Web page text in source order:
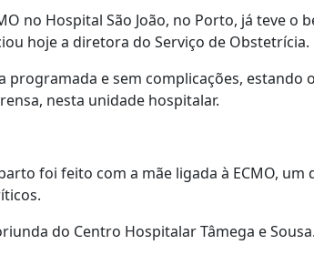
no Hospital São João, no Porto, já teve o
hoje a diretora do Serviço de Obstetrícia.
programada e sem complicações, estando
nesta unidade hospitalar.
foi feito com a mãe ligada à ECMO, um
do Centro Hospitalar Tâmega e Sousa.